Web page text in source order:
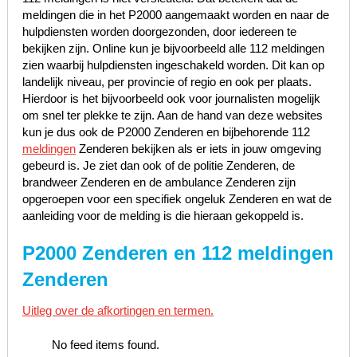
meldingen die in het P2000 aangemaakt worden en naar de
hulpdiensten worden doorgezonden, door iedereen te
bekijken zijn. Online kun je bijvoorbeeld alle 112 meldingen
zien waarbij hulpdiensten ingeschakeld worden. Dit kan op
landelijk niveau, per provincie of regio en ook per plaats.
Hierdoor is het bijvoorbeeld ook voor journalisten mogelijk
om snel ter plekke te zijn. Aan de hand van deze websites
kun je dus ook de P2000 Zenderen en bijbehorende 112
meldingenZenderen bekijken als er iets in jouw omgeving
gebeurd is. Je ziet dan ook of de politie Zenderen, de
brandweer Zenderen en de ambulance Zenderen zijn
opgeroepen voor een specifiek ongeluk Zenderen en wat de
aanleiding voor de melding is die hieraan gekoppeld is.
P2000 Zenderen en 112 meldingen
Zenderen
Uitleg over de afkortingen en termen.
No feed items found.